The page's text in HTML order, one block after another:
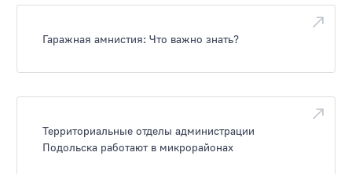
Гаражная амнистия: Что важно знать?
Территориальные отделы администрации
Подольска работают в микрорайонах